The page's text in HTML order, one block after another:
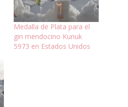
Medalla de Plata para el
gin mendocino Kunuk
5973 en Estados Unidos